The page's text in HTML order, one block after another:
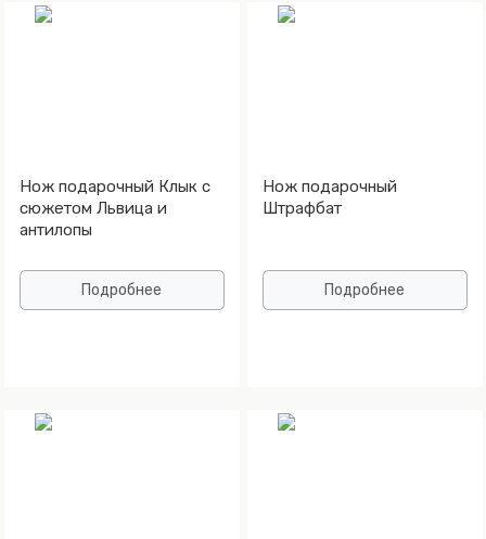
Нож подарочный Клык с
сюжетом Львица и
антилопы
Подробнее
Нож подарочный
Штрафбат
Подробнее